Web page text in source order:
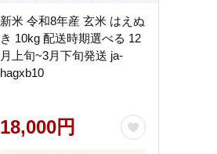
新米 令和8年産 玄米 はえぬ
き 10kg 配送時期選べる 12
月上旬~3月下旬発送 ja-
hagxb10
18,000円